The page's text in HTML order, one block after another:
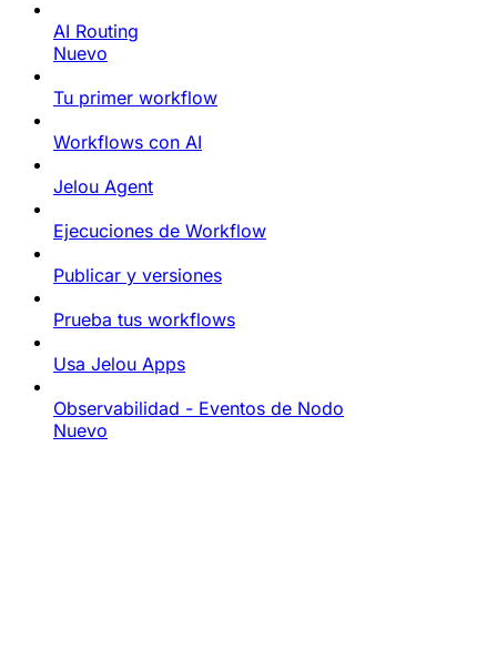
AI Routing
Nuevo
Tu primer workflow
Workflows con AI
Jelou Agent
Ejecuciones de Workflow
Publicar y versiones
Prueba tus workflows
Usa Jelou Apps
Observabilidad - Eventos de Nodo
Nuevo